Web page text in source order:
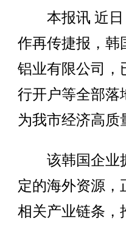
本报讯 近日
作再传捷报，韩
铝业有限公司，
行开户等全部落
为我市经济高质
该韩国企业拥
定的海外资源，
相关产业链条，